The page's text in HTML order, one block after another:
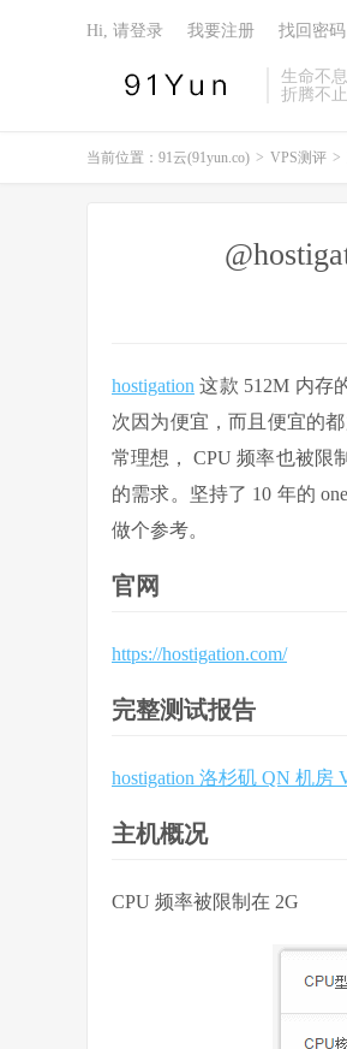
生命不息
折腾不止
Hi, 请登录 我要注册 找回密码
当前位置： 91云(91yun.co) > VPS测评 >
hostigation 这款 512M 内存
次因为便宜，而且便宜的
常理想， CPU 频率也被限
的需求。坚持了 10 年的
做个参考。
官网
https://hostigation.com/
完整测试报告
hostigation 洛杉矶 QN 机房
主机概况
CPU 频率被限制在 2G